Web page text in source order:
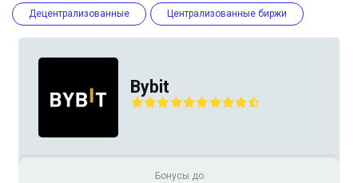
Децентрализованные Централизованные биржи
Bybit
Бонусы до